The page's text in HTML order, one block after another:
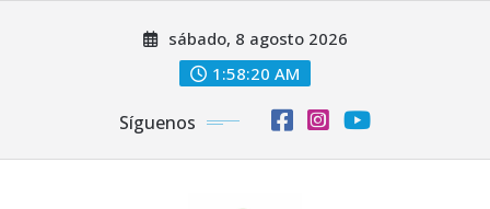
sábado, 8 agosto 2026
1:58:22 AM
Síguenos